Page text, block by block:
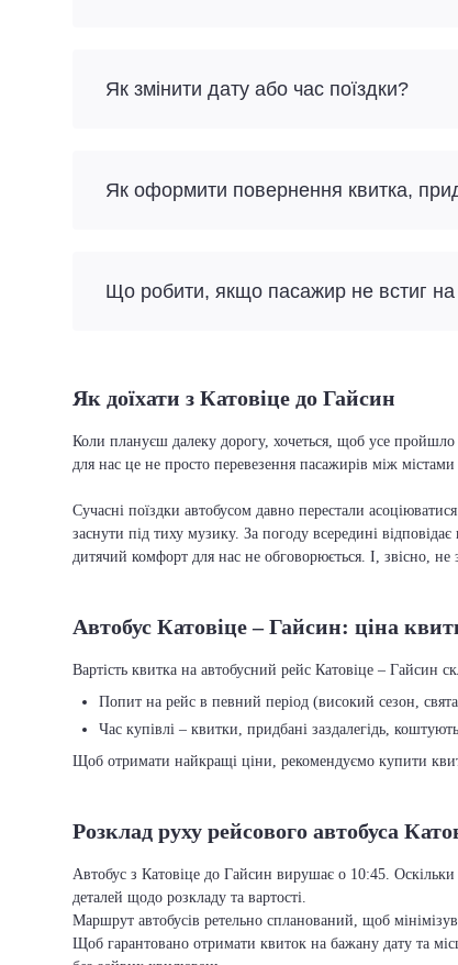
Як змінити дату або час поїздки?
Як оформити повернення квитка,
Що робити, якщо пасажир не встиг
Як доїхати з Катовіце до Гайсин
Коли плануєш далеку дорогу, хочеться, щоб усе
для нас це не просто перевезення пасажирів між
Сучасні поїздки автобусом давно перестали
заснути під тиху музику. За погоду всередині
дитячий комфорт для нас не обговорюється. І, звісно,
Автобус Катовіце – Гайсин: ціна
Вартість квитка на автобусний рейс Катовіце – Гайсин
Попит на рейс в певний період (високий сезон,
Час купівлі – квитки, придбані заздалегідь,
Щоб отримати найкращі ціни, рекомендуємо купити
Розклад руху рейсового автобуса
Автобус з Катовіце до Гайсин вирушає о 10:45.
деталей щодо розкладу та вартості.
Маршрут автобусів ретельно спланований, щоб
Щоб гарантовано отримати квиток на бажану дату та